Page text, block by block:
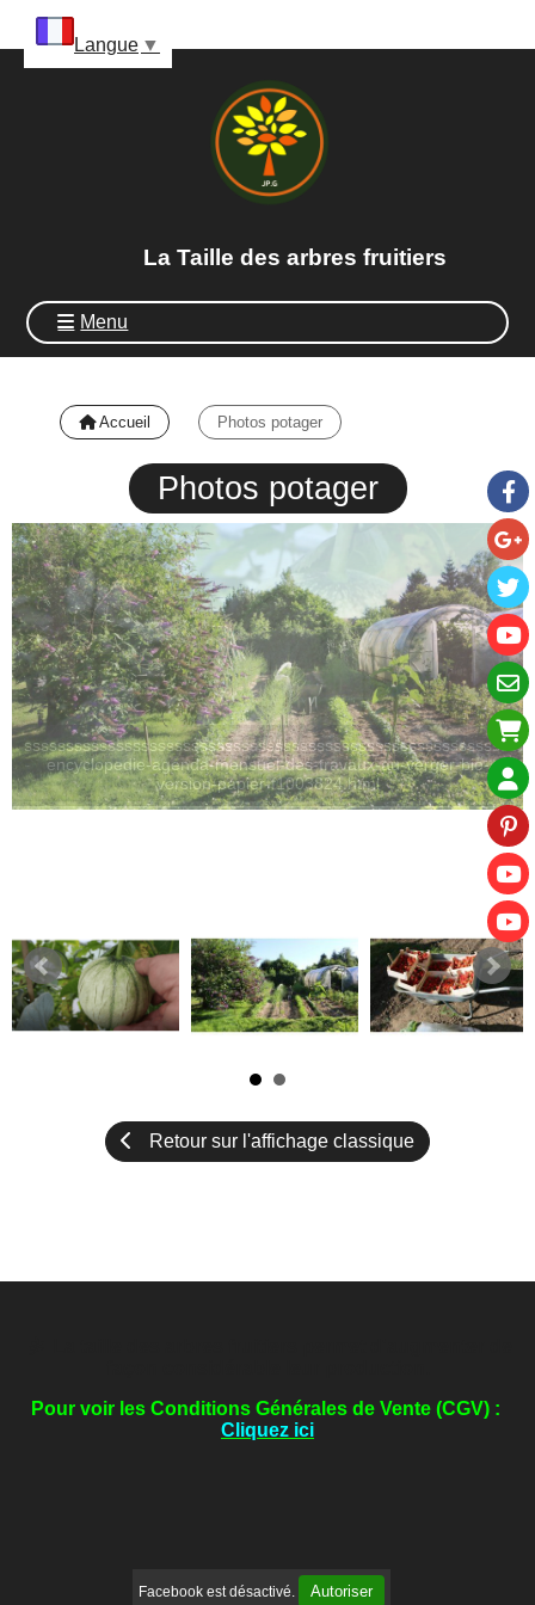
La Taille des arbres fruitiers
Menu
Accueil Photos potager
Photos potager
encyclopedie-agenda-mensuel-des-travaux-au-verger-bio-
version-papier-f1003824.html
Retour sur l'affichage classique
Pour voir les Conditions Générales de Vente (CGV) :
Cliquez ici
Facebook est désactivé. Autoriser
Langue ▼